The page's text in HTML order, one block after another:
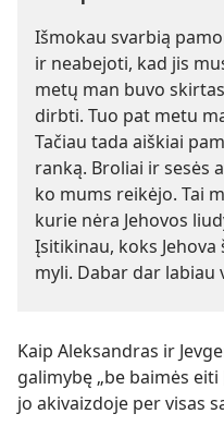
Išmokau svarbią
ir neabejoti, kad jis
metų man buvo
dirbti. Tuo pat metu
Tačiau tada aiškiai
ranką. Broliai ir sesės
ko mums reikėjo. Tai
kurie nėra Jehovos
Įsitikinau, koks
myli. Dabar dar
Kaip Aleksandras ir
galimybę „be baimės
jo akivaizdoje per visas